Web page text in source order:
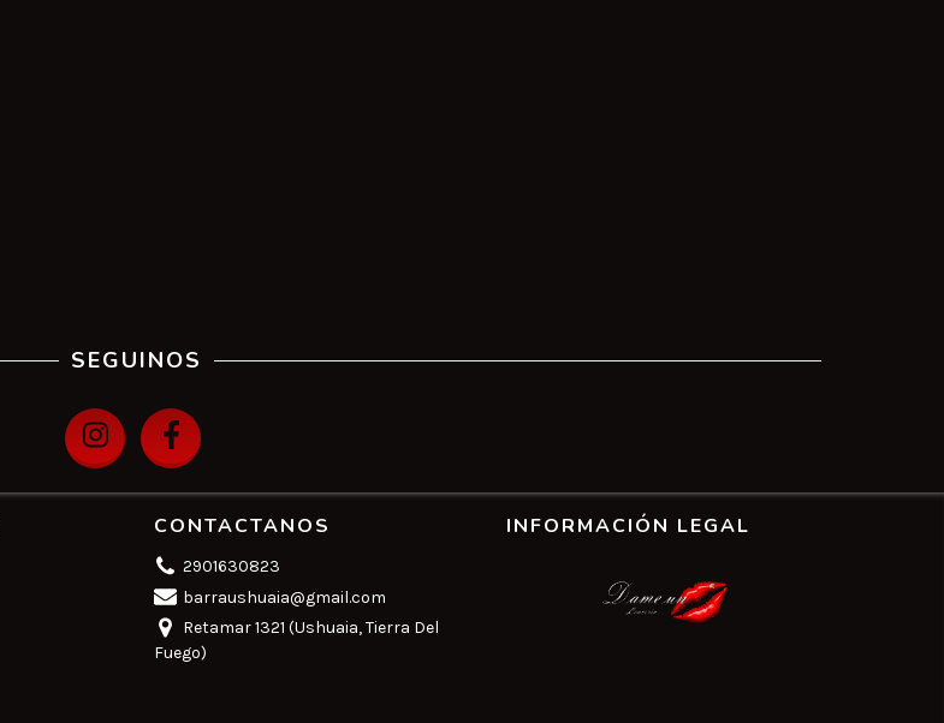
SEGUINOS
CONTACTANOS
2901630823
barraushuaia@gmail.com
Retamar 1321 (Ushuaia, Tierra Del
Fuego)
INFORMACIÓN LEGAL